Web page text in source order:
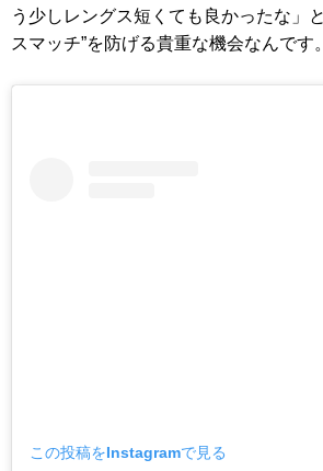
う少しレングス短くても良かったな」
スマッチ”を防げる貴重な機会なんです。
この投稿をInstagramで見る